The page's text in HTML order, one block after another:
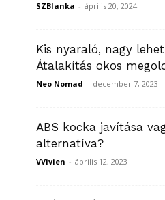
SZBlanka - április 20, 2024
Kis nyaraló, nagy
Átalakítás okos
Neo Nomad - december 7, 2023
ABS kocka javítása
alternatíva?
VVivien - április 12, 2023